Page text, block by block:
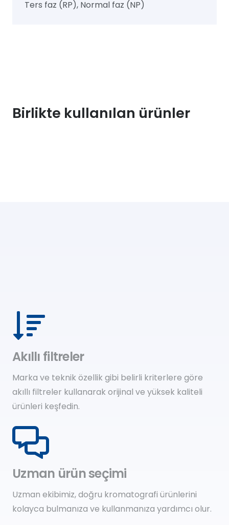
Ters faz (RP), Normal faz (NP)
Birlikte kullanılan ürünler
Akıllı filtreler
Marka ve teknik özellik gibi belirli kriterlere göre
akıllı filtreler kullanarak orijinal ve yüksek kaliteli
ürünleri keşfedin.
Uzman ürün seçimi
Uzman ekibimiz, doğru kromatografi ürünlerini
kolayca bulmanıza ve kullanmanıza yardımcı olur.